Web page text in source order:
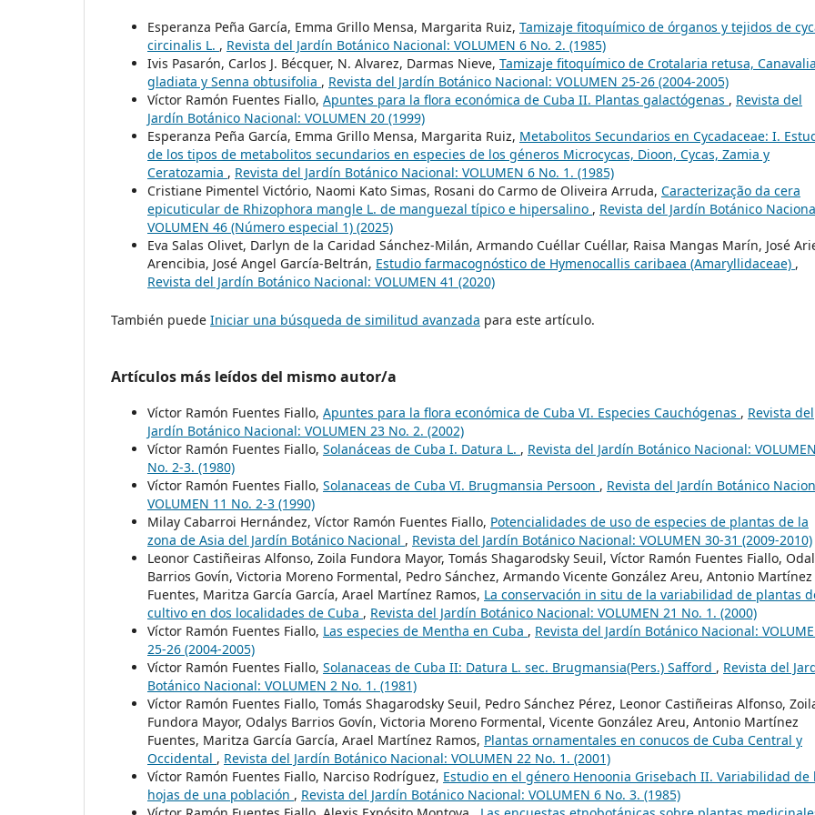
Esperanza Peña García, Emma Grillo Mensa, Margarita Ruiz, Tamizaje fitoquímico de órganos y tejidos de
circinalis L. , Revista del Jardín Botánico Nacional: VOLUMEN 6 No. 2. (1985)
Ivis Pasarón, Carlos J. Bécquer, N. Alvarez, Darmas Nieve, Tamizaje fitoquímico de Crotalaria retusa, Canavalia
gladiata y Senna obtusifolia , Revista del Jardín Botánico Nacional: VOLUMEN 25-26 (2004-2005)
Víctor Ramón Fuentes Fiallo, Apuntes para la flora económica de Cuba II. Plantas galactógenas , Revista del
Jardín Botánico Nacional: VOLUMEN 20 (1999)
Esperanza Peña García, Emma Grillo Mensa, Margarita Ruiz, Metabolitos Secundarios en Cycadaceae: I.
de los tipos de metabolitos secundarios en especies de los géneros Microcycas, Dioon, Cycas, Zamia y
Ceratozamia , Revista del Jardín Botánico Nacional: VOLUMEN 6 No. 1. (1985)
Cristiane Pimentel Victório, Naomi Kato Simas, Rosani do Carmo de Oliveira Arruda, Caracterização da cera
epicuticular de Rhizophora mangle L. de manguezal típico e hipersalino , Revista del Jardín Botánico
VOLUMEN 46 (Número especial 1) (2025)
Eva Salas Olivet, Darlyn de la Caridad Sánchez-Milán, Armando Cuéllar Cuéllar, Raisa Mangas Marín, José
Arencibia, José Angel García-Beltrán, Estudio farmacognóstico de Hymenocallis caribaea (Amaryllidaceae) ,
Revista del Jardín Botánico Nacional: VOLUMEN 41 (2020)
También puede Iniciar una búsqueda de similitud avanzada para este artículo.
Artículos más leídos del mismo autor/a
Víctor Ramón Fuentes Fiallo, Apuntes para la flora económica de Cuba VI. Especies Cauchógenas , Revista del
Jardín Botánico Nacional: VOLUMEN 23 No. 2. (2002)
Víctor Ramón Fuentes Fiallo, Solanáceas de Cuba I. Datura L. , Revista del Jardín Botánico Nacional:
No. 2-3. (1980)
Víctor Ramón Fuentes Fiallo, Solanaceas de Cuba VI. Brugmansia Persoon , Revista del Jardín Botánico
VOLUMEN 11 No. 2-3 (1990)
Milay Cabarroi Hernández, Víctor Ramón Fuentes Fiallo, Potencialidades de uso de especies de plantas de la
zona de Asia del Jardín Botánico Nacional , Revista del Jardín Botánico Nacional: VOLUMEN 30-31 (2009-2010)
Leonor Castiñeiras Alfonso, Zoila Fundora Mayor, Tomás Shagarodsky Seuil, Víctor Ramón Fuentes Fiallo,
Barrios Govín, Victoria Moreno Formental, Pedro Sánchez, Armando Vicente González Areu, Antonio Martínez
Fuentes, Maritza García García, Arael Martínez Ramos, La conservación in situ de la variabilidad de plantas
cultivo en dos localidades de Cuba , Revista del Jardín Botánico Nacional: VOLUMEN 21 No. 1. (2000)
Víctor Ramón Fuentes Fiallo, Las especies de Mentha en Cuba , Revista del Jardín Botánico Nacional:
25-26 (2004-2005)
Víctor Ramón Fuentes Fiallo, Solanaceas de Cuba II: Datura L. sec. Brugmansia(Pers.) Safford , Revista del
Botánico Nacional: VOLUMEN 2 No. 1. (1981)
Víctor Ramón Fuentes Fiallo, Tomás Shagarodsky Seuil, Pedro Sánchez Pérez, Leonor Castiñeiras Alfonso,
Fundora Mayor, Odalys Barrios Govín, Victoria Moreno Formental, Vicente González Areu, Antonio Martínez
Fuentes, Maritza García García, Arael Martínez Ramos, Plantas ornamentales en conucos de Cuba Central y
Occidental , Revista del Jardín Botánico Nacional: VOLUMEN 22 No. 1. (2001)
Víctor Ramón Fuentes Fiallo, Narciso Rodríguez, Estudio en el género Henoonia Grisebach II. Variabilidad de
hojas de una población , Revista del Jardín Botánico Nacional: VOLUMEN 6 No. 3. (1985)